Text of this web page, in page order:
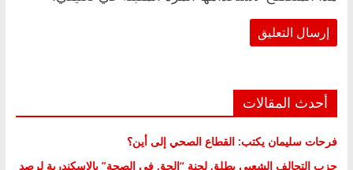
أحدث المقالات
فرحات سليمان يكتب: القطاع الصحي إلى أين؟
حزب التحالف الشعبي يطلق لجنة “الحق في الصحة” بالإسكندرية لرصد